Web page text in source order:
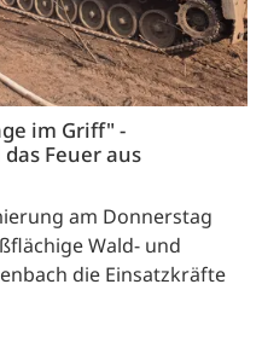
im Griff" -
Feuer aus
am Donnerstag
Wald- und
die Einsatzkräfte